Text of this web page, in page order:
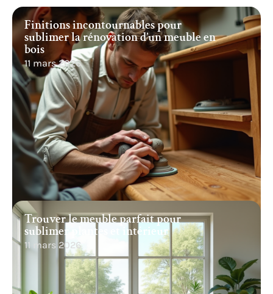
Finitions incontournables pour
sublimer la rénovation d’un meuble en
bois
11 mars 2026
Trouver le meuble parfait pour
sublimer plantes et intérieur
11 mars 2026